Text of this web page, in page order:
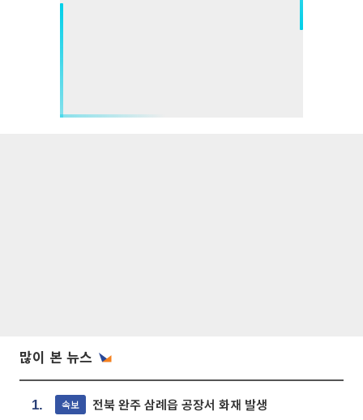
많이 본 뉴스
1. 속보 전북 완주 삼례읍 공장서 화재 발생